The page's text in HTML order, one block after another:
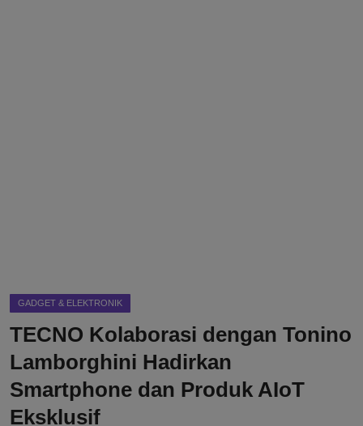
GADGET & ELEKTRONIK
TECNO Kolaborasi dengan Tonino
Lamborghini Hadirkan
Smartphone dan Produk AIoT
Eksklusif